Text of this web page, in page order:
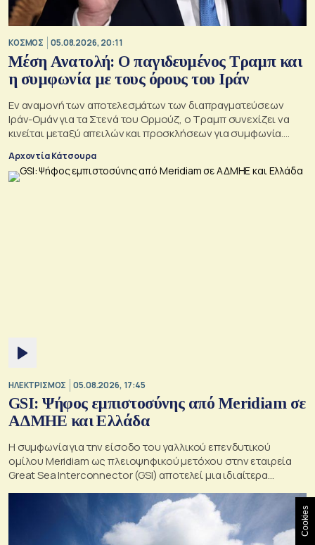
ΚΟΣΜΟΣ 05.08.2026, 20:11
Μέση Ανατολή: Ο παγιδευμένος Τραμπ και
η συμφωνία με τους όρους του Ιράν
Εν αναμονή των αποτελεσμάτων των διαπραγματεύσεων
Ιράν-Ομάν για τα Στενά του Ορμούζ, ο Τραμπ συνεχίζει να
κινείται μεταξύ απειλών και προσκλήσεων για συμφωνία.
Μουσκάτ και Τεχεράνη.
Αρχοντία Κάτσουρα
ΗΛΕΚΤΡΙΣΜΟΣ 05.08.2026, 17:45
GSI: Ψήφος εμπιστοσύνης από Meridiam σε
ΑΔΜΗΕ και Ελλάδα
Η συμφωνία για την είσοδο του γαλλικού επενδυτικού
ομίλου Meridiam ως πλειοψηφικού μετόχου στην εταιρεία
Great Sea Interconnector (GSI) αποτελεί μια ιδιαίτερα
σημαντική εξέλιξη για την ηλεκτρική διασύνδεση Ελλάδας –
Cookies